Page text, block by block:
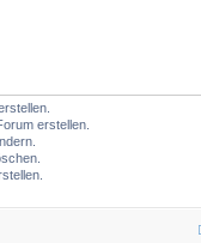
erstellen.